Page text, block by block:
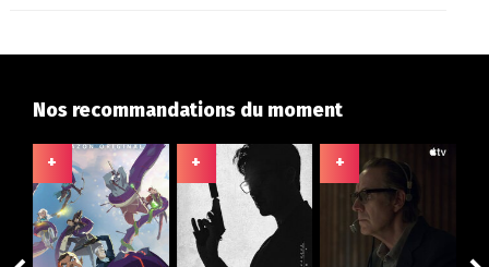
Nos recommandations du moment
+ + +